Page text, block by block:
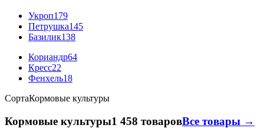
Укроп179
Петрушка145
Базилик138
Кориандр64
Кресс22
Фенхель18
СортаКормовые культуры
Кормовые культуры1 458 товаровВсе товары →